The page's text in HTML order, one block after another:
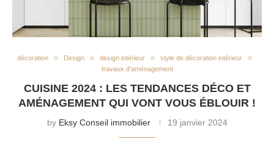
décoration Design design intérieur
style de décoration intérieur
travaux d'aménagement
CUISINE 2024 : LES TENDANCES DÉCO ET
AMÉNAGEMENT QUI VONT VOUS ÉBLOUIR !
by Eksy Conseil immobilier 19 janvier 2024